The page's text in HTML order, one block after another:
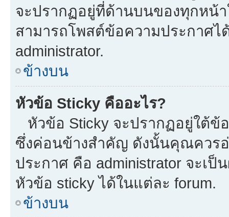
จะปรากฏอยู่ที่ด้านบนของทุกหน้
สามารถโพสต์ข้อความประกาศ
administrator.
ข้างบน
หัวข้อ Sticky คืออะไร?
หัวข้อ Sticky จะปรากฏอยู่ใต้ข้
ซึ่งค่อนข้างสำคัญ ดังนั้นคุณควรอ่
ประกาศ คือ administrator จะเ
หัวข้อ sticky ได้ในแต่ละ forum.
ข้างบน